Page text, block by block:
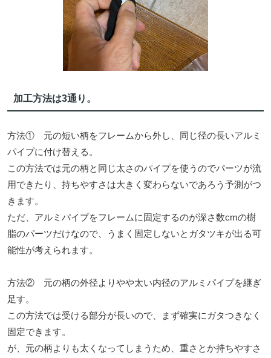
加工方法は3通り。
方法① 元の短い柄をフレームから外し、同じ径の長いアルミ
パイプに付け替える。
この方法では元の柄と同じ太さのパイプを使うのでパーツが流
用できたり、持ちやすさは大きく変わらないであろう予測がつ
きます。
ただ、アルミパイプをフレームに固定するのが深さ数cmの樹
脂のパーツだけなので、うまく固定しないとガタツキが出る可
能性が考えられます。
方法② 元の柄の外径よりやや太い内径のアルミパイプを継ぎ
足す。
この方法では受ける部分が長いので、まず確実にガタつきなく
固定できます。
が、元の柄よりも太くなってしまうため、重さとか持ちやすさ